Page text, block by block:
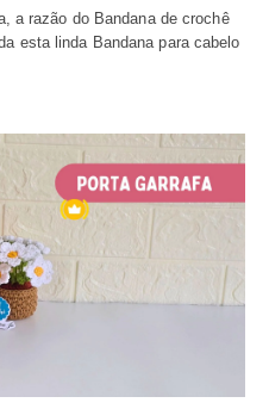
a razão do Bandana de crochê
esta linda Bandana para cabelo